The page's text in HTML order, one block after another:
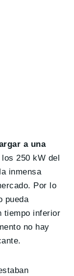
a una
250 kW del
inmensa
Por lo
pueda
tiempo inferior
no hay